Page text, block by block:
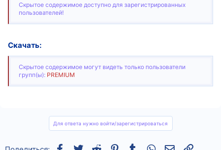
Скрытое содержимое доступно для зарегистрированных
пользователей!
Скачать:
Скрытое содержимое могут видеть только пользователи
групп(ы): PREMIUM
Для ответа нужно войти/зарегистрироваться
Facebook
TwitterReddit Pinterest
Tumblr WhatsAppСсылка